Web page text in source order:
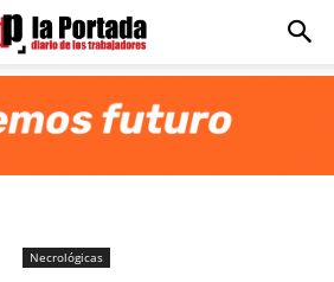
Necrológicas